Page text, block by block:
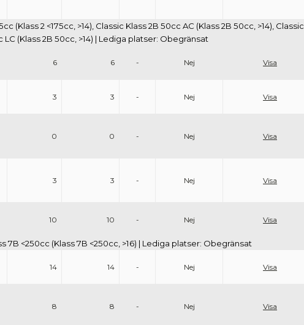
(Klass 2 <175cc, >14), Classic Klass 2B 50cc AC (Klass 2B 50cc, >14), Classic
LC (Klass 2B 50cc, >14) | Lediga platser: Obegränsat
6 6 - Nej Visa
3 3 - Nej Visa
0 0 - Nej Visa
3 3 - Nej Visa
10 10 - Nej Visa
7B <250cc (Klass 7B <250cc, >16) | Lediga platser: Obegränsat
14 14 - Nej Visa
8 8 - Nej Visa